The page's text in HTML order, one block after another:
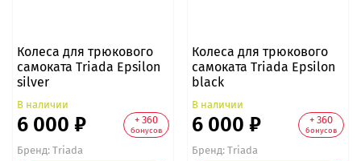
Колеса для трюкового
самоката Triada Epsilon
silver
В наличии
6 000 ₽ + 360
бонусов
Бренд:Triada
Колеса для трюкового
самоката Triada Epsilon
black
В наличии
6 000 ₽ + 360
бонусов
Бренд:Triada